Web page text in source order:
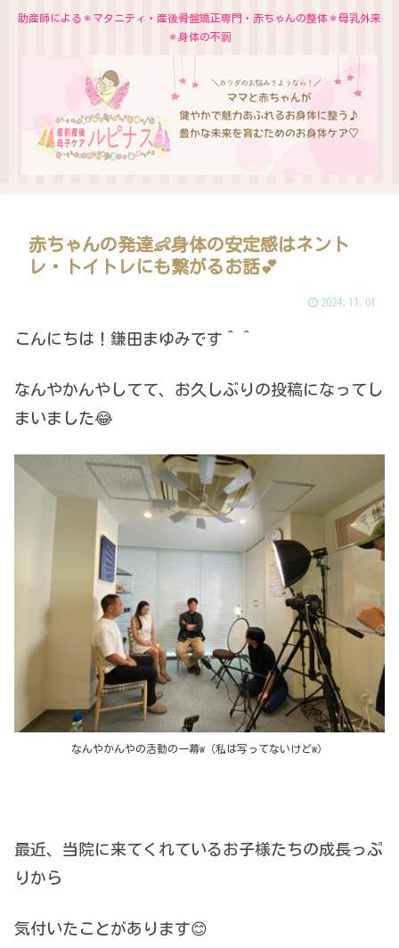
助産師による＊マタニティ・産後骨盤矯正専門・赤ちゃんの整体＊母乳外来
＊身体の不調
赤ちゃんの発達👶身体の安定感はネント
レ・トイトレにも繋がるお話💕
2024.11.01
こんにちは！鎌田まゆみです＾＾
なんやかんやしてて、お久しぶりの投稿になってし
まいました😂
なんやかんやの活動の一幕w（私は写ってないけどw）
最近、当院に来てくれているお子様たちの成長っぷ
りから
気付いたことがあります😊